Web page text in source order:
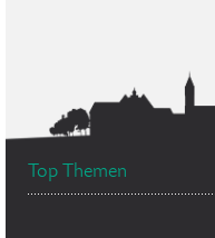
Top Themen